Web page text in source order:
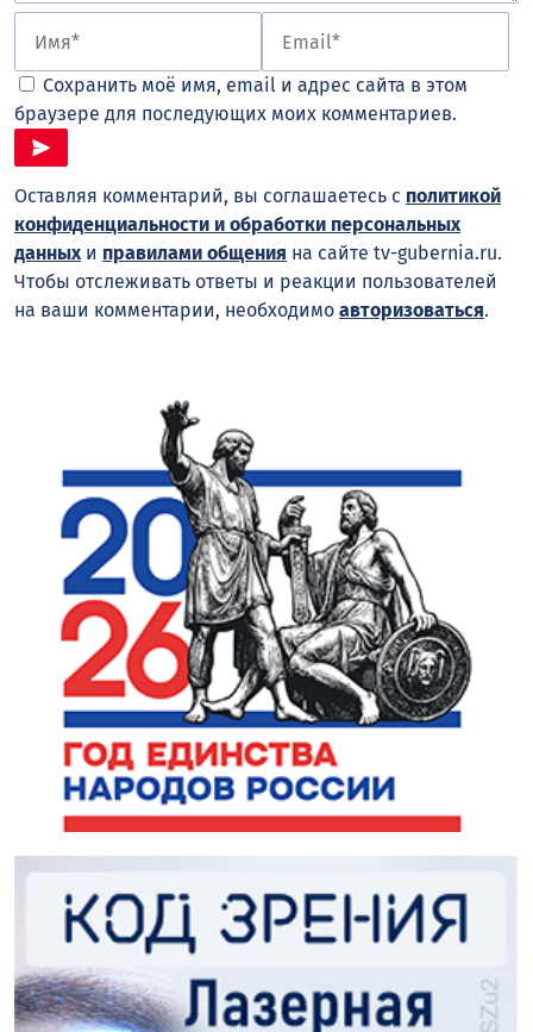
Сохранить моё имя, email и адрес сайта в этом
браузере для последующих моих комментариев.
Оставляя комментарий, вы соглашаетесь с политикой
конфиденциальности и обработки персональных
данныхи правилами общения на сайте tv-gubernia.ru.
Чтобы отслеживать ответы и реакции пользователей
на ваши комментарии, необходимо авторизоваться.